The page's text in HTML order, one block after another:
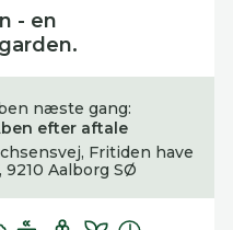
- en
næste gang:
efter aftale
Fritiden have
9210 Aalborg SØ